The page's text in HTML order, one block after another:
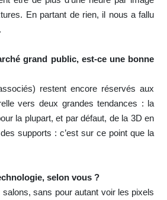
En partant de rien, il nous a fallu
grand public, est-ce une bonne
restent encore réservés aux
vers deux grandes tendances : la
la plupart, et par défaut, de la 3D en
supports : c’est sur ce point que la
selon vous ?
sans pour autant voir les pixels